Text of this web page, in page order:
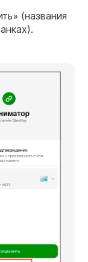
(названия